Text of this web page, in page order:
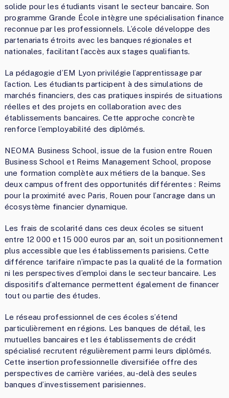
solide pour les étudiants visant le secteur bancaire. Son
programme Grande École intègre une spécialisation finance
reconnue par les professionnels. L’école développe des
partenariats étroits avec les banques régionales et
nationales, facilitant l’accès aux stages qualifiants.
La pédagogie d’EM Lyon privilégie l’apprentissage par
l’action. Les étudiants participent à des simulations de
marchés financiers, des cas pratiques inspirés de situations
réelles et des projets en collaboration avec des
établissements bancaires. Cette approche concrète
renforce l’employabilité des diplômés.
NEOMA Business School, issue de la fusion entre Rouen
Business School et Reims Management School, propose
une formation complète aux métiers de la banque. Ses
deux campus offrent des opportunités différentes : Reims
pour la proximité avec Paris, Rouen pour l’ancrage dans un
écosystème financier dynamique.
Les frais de scolarité dans ces deux écoles se situent
entre 12 000 et 15 000 euros par an, soit un positionnement
plus accessible que les établissements parisiens. Cette
différence tarifaire n’impacte pas la qualité de la formation
ni les perspectives d’emploi dans le secteur bancaire. Les
dispositifs d’alternance permettent également de financer
tout ou partie des études.
Le réseau professionnel de ces écoles s’étend
particulièrement en régions. Les banques de détail, les
mutuelles bancaires et les établissements de crédit
spécialisé recrutent régulièrement parmi leurs diplômés.
Cette insertion professionnelle diversifiée offre des
perspectives de carrière variées, au-delà des seules
banques d’investissement parisiennes.